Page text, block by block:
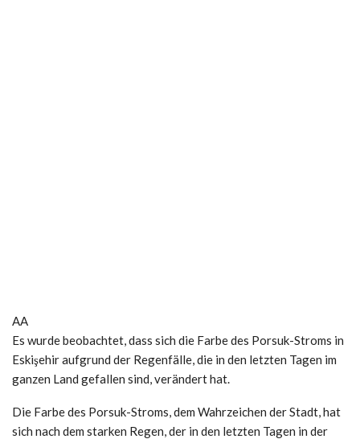
AA
Es wurde beobachtet, dass sich die Farbe des Porsuk-Stroms in
Eskişehir aufgrund der Regenfälle, die in den letzten Tagen im
ganzen Land gefallen sind, verändert hat.
Die Farbe des Porsuk-Stroms, dem Wahrzeichen der Stadt, hat
sich nach dem starken Regen, der in den letzten Tagen in der